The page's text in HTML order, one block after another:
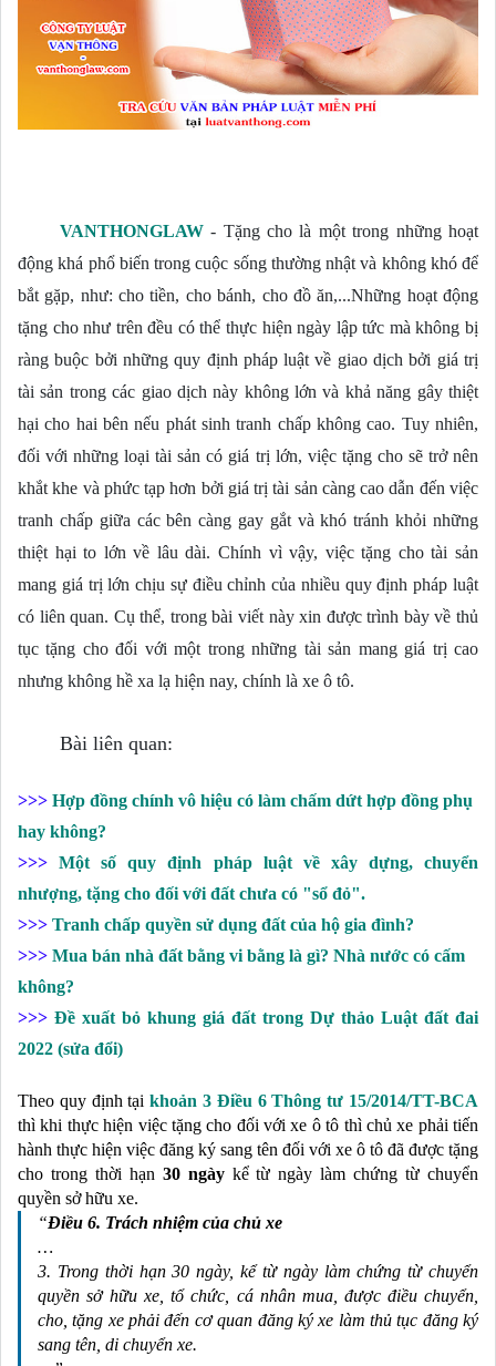
VANTHONGLAW- Tặng cho là một trong những hoạt
động khá phổ biến trong cuộc sống thường nhật và không khó để
bắt gặp, như: cho tiền, cho bánh, cho đồ ăn,...Những hoạt động
tặng cho như trên đều có thể thực hiện ngày lập tức mà không bị
ràng buộc bởi những quy định pháp luật về giao dịch bởi giá trị
tài sản trong các giao dịch này không lớn và khả năng gây thiệt
hại cho hai bên nếu phát sinh tranh chấp không cao. Tuy nhiên,
đối với những loại tài sản có giá trị lớn, việc tặng cho sẽ trở nên
khắt khe và phức tạp hơn bởi giá trị tài sản càng cao dẫn đến việc
tranh chấp giữa các bên càng gay gắt và khó tránh khỏi những
thiệt hại to lớn về lâu dài. Chính vì vậy, việc tặng cho tài sản
mang giá trị lớn chịu sự điều chỉnh của nhiều quy định pháp luật
có liên quan. Cụ thể, trong bài viết này xin được trình bày về thủ
tục tặng cho đối với một trong những tài sản mang giá trị cao
nhưng không hề xa lạ hiện nay, chính là xe ô tô.
Bài liên quan:
>>> Hợp đồng chính vô hiệu có làm chấm dứt hợp đồng phụ
hay không?
>>>Một số quy định pháp luật về xây dựng, chuyển
nhượng, tặng cho đối với đất chưa có "sổ đỏ".
>>> Tranh chấp quyền sử dụng đất của hộ gia đình?
>>> Mua bán nhà đất bằng vi bằng là gì? Nhà nước có cấm
không?
>>> Đề xuất bỏ khung giá đất trong Dự thảo Luật đất đai
2022 (sửa đổi)
Theo quy định tại khoản 3 Điều 6 Thông tư 15/2014/TT-BCA
thì khi thực hiện việc tặng cho đối với xe ô tô thì chủ xe phải tiến
hành thực hiện việc đăng ký sang tên đối với xe ô tô đã được tặng
cho trong thời hạn 30 ngày kể từ ngày làm chứng từ chuyển
quyền sở hữu xe.
“Điều 6. Trách nhiệm của chủ xe
…
3. Trong thời hạn 30 ngày, kể từ ngày làm chứng từ chuyển
quyền sở hữu xe, tổ chức, cá nhân mua, được điều chuyển,
cho, tặng xe phải đến cơ quan đăng ký xe làm thủ tục đăng ký
sang tên, di chuyển xe.